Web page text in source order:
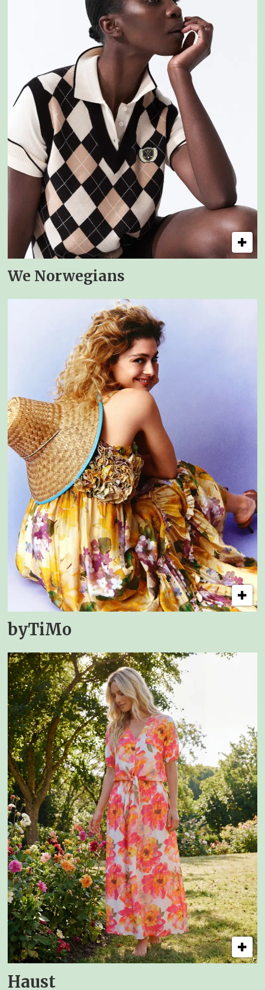
We Norwegians
byTiMo
Haust